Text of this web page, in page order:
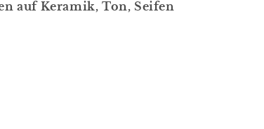
auf Keramik, Ton, Seifen